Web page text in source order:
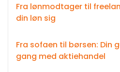
Fra lønmodtager til
din løn sig
Fra sofaen til børsen: Din
gang med aktiehandel